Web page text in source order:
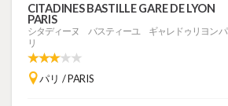
CITADINES BASTILLE GARE DE LYON
PARIS
シタディーヌ バスティーユ ギャレドゥリヨン パ
リ
パリ / PARIS